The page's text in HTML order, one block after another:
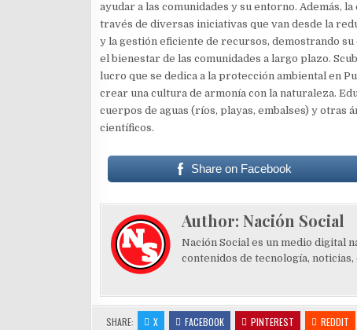
ayudar a las comunidades y su entorno. Además,
través de diversas iniciativas que van desde la
y la gestión eficiente de recursos, demostrando
el bienestar de las comunidades a largo plazo.
lucro que se dedica a la protección ambiental en
crear una cultura de armonía con la naturaleza.
cuerpos de aguas (ríos, playas, embalses) y otras
científicos.
Share on Facebook
Author: Nación Social
Nación Social es un medio digital
contenidos de tecnología,
SHARE: X FACEBOOK PINTEREST REDDIT